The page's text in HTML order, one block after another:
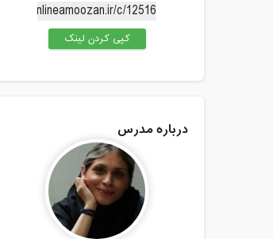
کپی کردن لینک
درباره مدرس